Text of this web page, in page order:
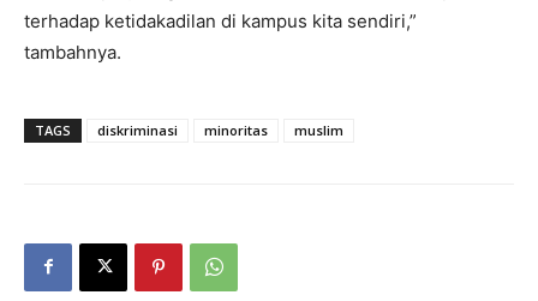
terhadap ketidakadilan di kampus kita sendiri,”
tambahnya.
TAGS diskriminasi minoritas muslim